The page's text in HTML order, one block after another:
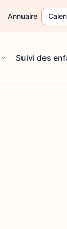
Annuaire
Suivi des